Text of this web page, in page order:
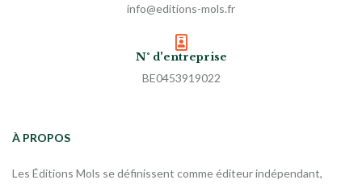
info@editions-mols.fr
N° d'entreprise
BE0453919022
À PROPOS
Les Éditions Mols se définissent comme éditeur indépendant,